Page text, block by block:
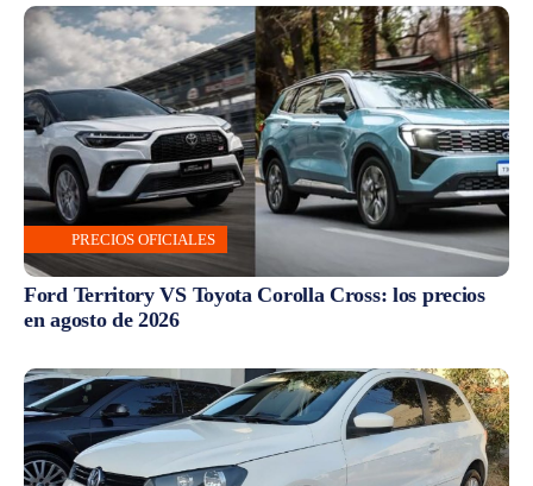
PRECIOS OFICIALES
Ford Territory VS Toyota Corolla Cross: los precios
en agosto de 2026